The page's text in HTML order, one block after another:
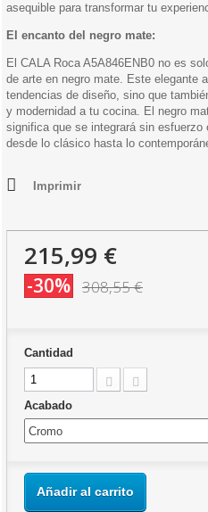
asequible para transformar tu
El encanto del negro mate:
El CALA Roca A5A846ENB0 no es
de arte en negro mate. Este elegante
tendencias de diseño, sino que
y modernidad a tu cocina. El negro
significa que se integrará sin esfuerzo
desde lo clásico hasta lo
Imprimir
215,99 €
-30% 308,55 €
Cantidad
Acabado
Añadir al carrito